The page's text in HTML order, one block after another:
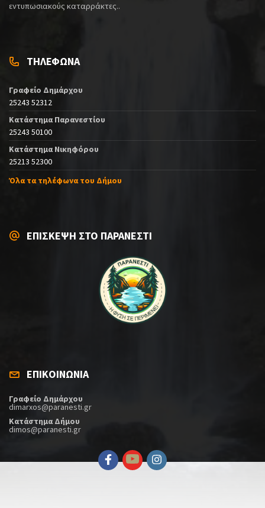
εντυπωσιακούς καταρράκτες..
ΤΗΛΕΦΩΝΑ
Γραφείο Δημάρχου
25243 52312
Κατάστημα Παρανεστίου
25243 50100
Κατάστημα Νικηφόρου
25213 52300
Όλα τα τηλέφωνα του Δήμου
ΕΠΙΣΚΕΨΗ ΣΤΟ ΠΑΡΑΝΕΣΤΙ
ΕΠΙΚΟΙΝΩΝΙΑ
Γραφείο Δημάρχου
dimarxos@paranesti.gr
Κατάστημα Δήμου
dimos@paranesti.gr